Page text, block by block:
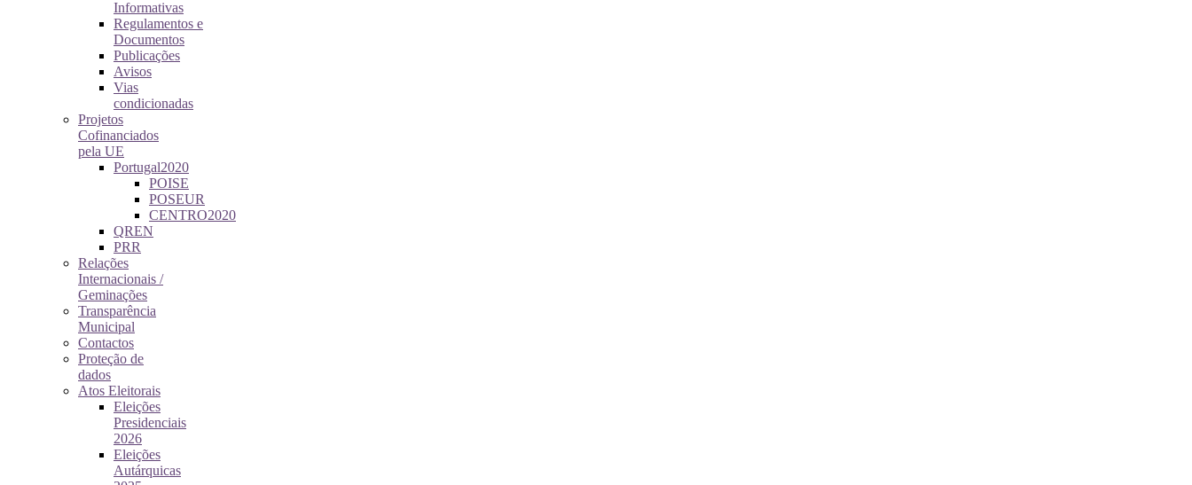
Informativas
Regulamentos e
Documentos
Publicações
Avisos
Vias
condicionadas
Projetos
Cofinanciados
pela UE
Portugal2020
POISE
POSEUR
CENTRO2020
QREN
PRR
Relações
Internacionais /
Geminações
Transparência
Municipal
Contactos
Proteção de
dados
Atos Eleitorais
Eleições
Presidenciais
2026
Eleições
Autárquicas